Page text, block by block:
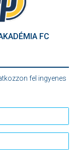
FC
fel ingyenes